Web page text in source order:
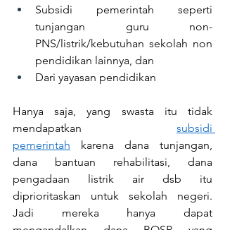
Subsidi pemerintah seperti
tunjangan guru non-
PNS/listrik/kebutuhan sekolah non
pendidikan lainnya, dan
Dari yayasan pendidikan
Hanya saja, yang swasta itu tidak
mendapatkan subsidi
pemerintah karena dana tunjangan,
dana bantuan rehabilitasi, dana
pengadaan listrik air dsb itu
diprioritaskan untuk sekolah negeri.
Jadi mereka hanya dapat